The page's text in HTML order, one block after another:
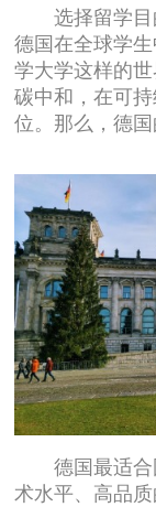
选择留学目的
德国在全球学
学大学这样的
碳中和，在可
位。那么，德
德国最适合
术水平、高品